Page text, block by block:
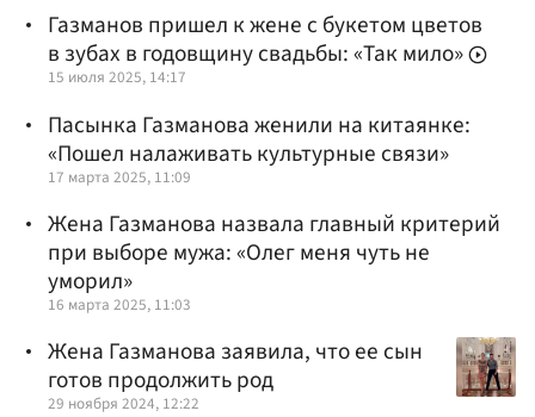
Газманов пришел к жене с букетом цветов
в зубах в годовщину свадьбы: «Так мило»
15 июля 2025, 14:17
Пасынка Газманова женили на китаянке:
«Пошел налаживать культурные связи»
17 марта 2025, 11:09
Жена Газманова назвала главный критерий
при выборе мужа: «Олег меня чуть не
уморил»
16 марта 2025, 11:03
Жена Газманова заявила, что ее сын
готов продолжить род
29 ноября 2024, 12:22